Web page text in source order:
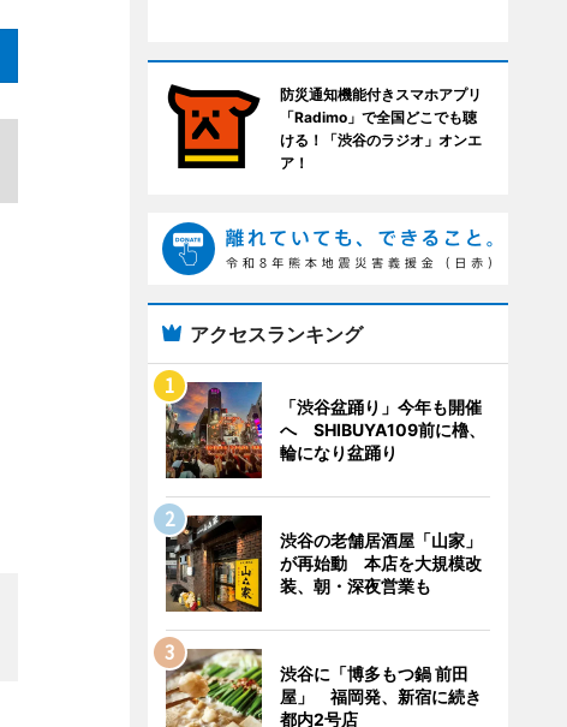
防災通知機能付きスマホアプリ
「Radimo」で全国どこでも聴
ける！「渋谷のラジオ」オンエ
ア！
アクセスランキング
「渋谷盆踊り」今年も開催
へ SHIBUYA109前に櫓、
輪になり盆踊り
渋谷の老舗居酒屋「山家」
が再始動 本店を大規模改
装、朝・深夜営業も
渋谷に「博多もつ鍋 前田
屋」 福岡発、新宿に続き
都内2号店